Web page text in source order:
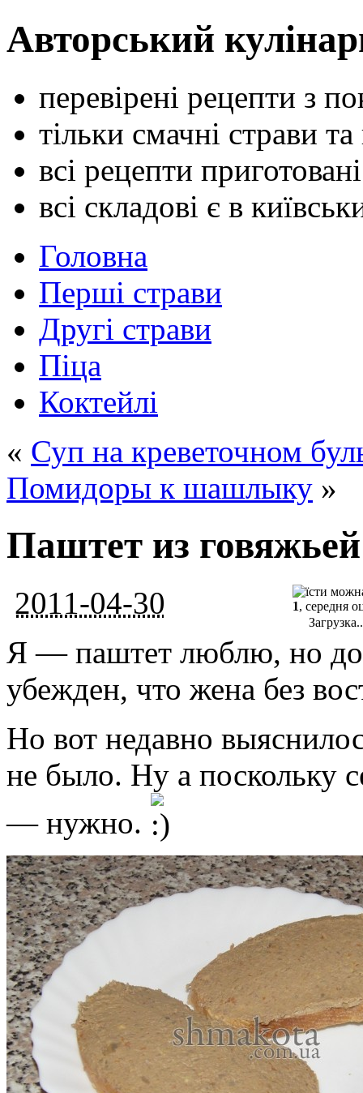
Авторський
перевірені рецепти з
тільки смачні страви та
всі рецепти
всі складові є в
Головна
Перші страви
Другі страви
Піца
Коктейлі
« Суп на креветочном
Помидоры к шашлыку »
Паштет из
2011-04-30 1, середня
Я — паштет люблю, но до
убежден, что жена без
Но вот недавно
не было. Ну а поскольку
— нужно.